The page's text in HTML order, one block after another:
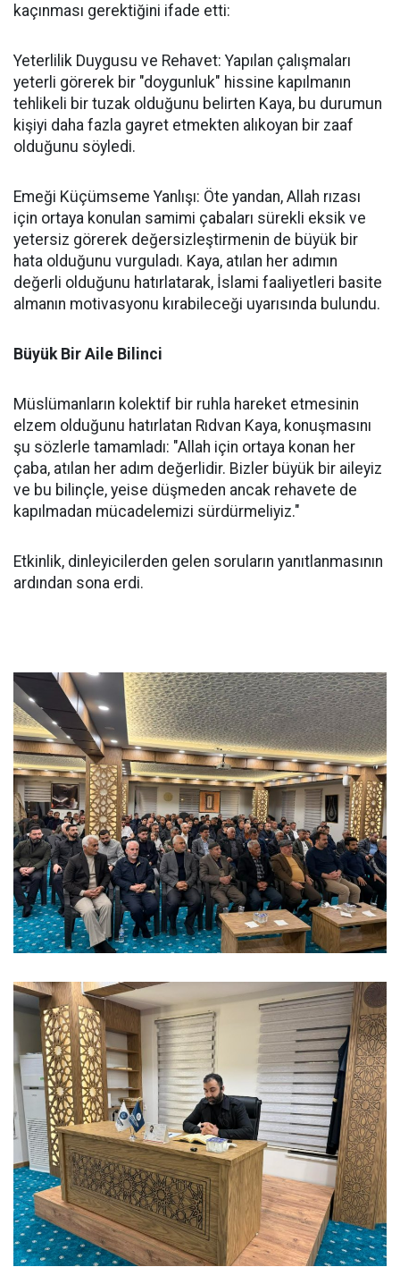
kaçınması gerektiğini ifade etti:
Yeterlilik Duygusu ve Rehavet: Yapılan çalışmaları
yeterli görerek bir "doygunluk" hissine kapılmanın
tehlikeli bir tuzak olduğunu belirten Kaya, bu durumun
kişiyi daha fazla gayret etmekten alıkoyan bir zaaf
olduğunu söyledi.
Emeği Küçümseme Yanlışı: Öte yandan, Allah rızası
için ortaya konulan samimi çabaları sürekli eksik ve
yetersiz görerek değersizleştirmenin de büyük bir
hata olduğunu vurguladı. Kaya, atılan her adımın
değerli olduğunu hatırlatarak, İslami faaliyetleri basite
almanın motivasyonu kırabileceği uyarısında bulundu.
Büyük Bir Aile Bilinci
Müslümanların kolektif bir ruhla hareket etmesinin
elzem olduğunu hatırlatan Rıdvan Kaya, konuşmasını
şu sözlerle tamamladı: "Allah için ortaya konan her
çaba, atılan her adım değerlidir. Bizler büyük bir aileyiz
ve bu bilinçle, yeise düşmeden ancak rehavete de
kapılmadan mücadelemizi sürdürmeliyiz."
Etkinlik, dinleyicilerden gelen soruların yanıtlanmasının
ardından sona erdi.